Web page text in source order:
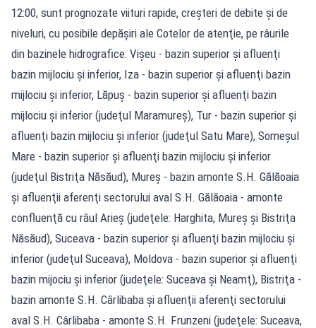
12:00, sunt prognozate viituri rapide, creşteri de debite şi de
niveluri, cu posibile depăşiri ale Cotelor de atenţie, pe râurile
din bazinele hidrografice: Vişeu - bazin superior şi afluenţi
bazin mijlociu şi inferior, Iza - bazin superior şi afluenţi bazin
mijlociu şi inferior, Lăpuş - bazin superior şi afluenţi bazin
mijlociu şi inferior (judeţul Maramureş), Tur - bazin superior şi
afluenţi bazin mijlociu şi inferior (judeţul Satu Mare), Someşul
Mare - bazin superior şi afluenţi bazin mijlociu şi inferior
(judeţul Bistriţa Năsăud), Mureş - bazin amonte S.H. Gălăoaia
şi afluenţii aferenţi sectorului aval S.H. Gălăoaia - amonte
confluenţă cu râul Arieş (judeţele: Harghita, Mureş şi Bistriţa
Năsăud), Suceava - bazin superior şi afluenţi bazin mijlociu şi
inferior (judeţul Suceava), Moldova - bazin superior şi afluenţi
bazin mijociu şi inferior (judeţele: Suceava şi Neamţ), Bistriţa -
bazin amonte S.H. Cârlibaba şi afluenţii aferenţi sectorului
aval S.H. Cârlibaba - amonte S.H. Frunzeni (judeţele: Suceava,